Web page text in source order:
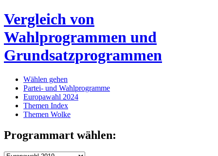
Vergleich von
Wahlprogrammen und
Grundsatzprogrammen
Wählen gehen
Partei- und Wahlprogramme
Europawahl 2024
Themen Index
Themen Wolke
Programmart wählen: